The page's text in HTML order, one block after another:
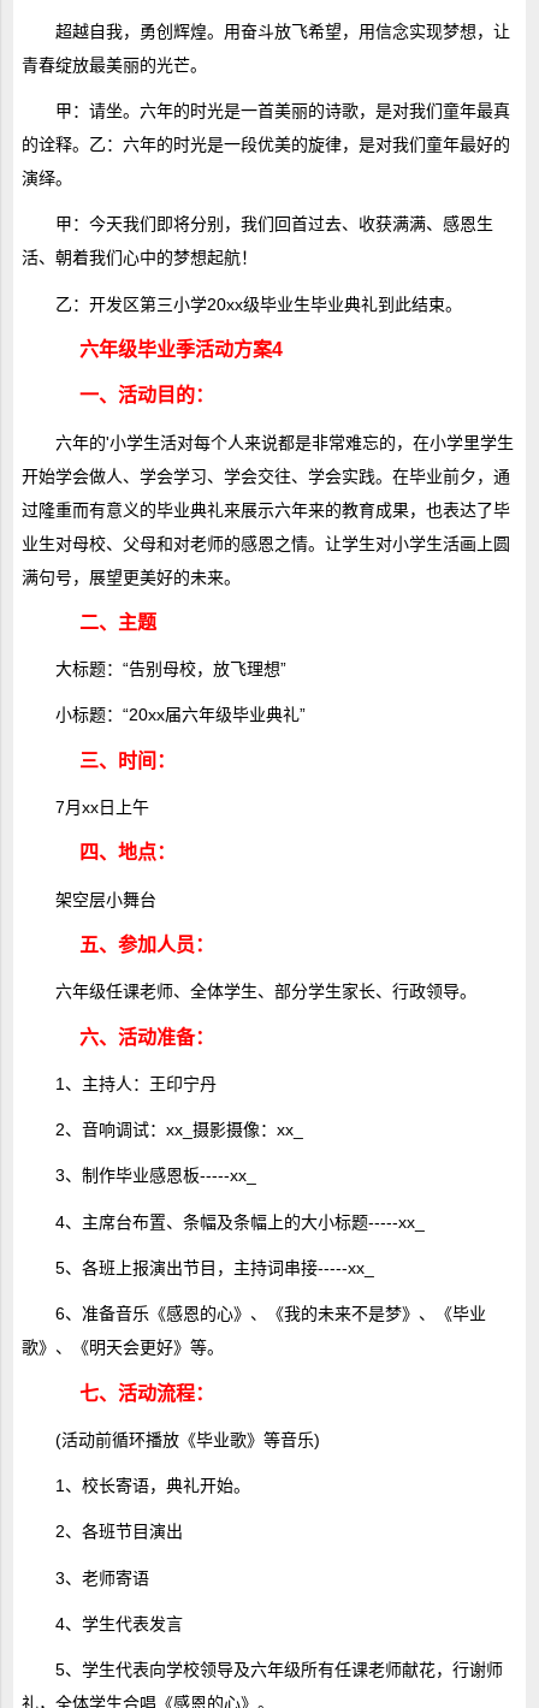
超越自我，勇创辉煌。用奋斗放飞希望，用信念实现梦想，让
青春绽放最美丽的光芒。
甲：请坐。六年的时光是一首美丽的诗歌，是对我们童年最真
的诠释。乙：六年的时光是一段优美的旋律，是对我们童年最好的
演绎。
甲：今天我们即将分别，我们回首过去、收获满满、感恩生
活、朝着我们心中的梦想起航！
乙：开发区第三小学20xx级毕业生毕业典礼到此结束。
六年级毕业季活动方案4
一、活动目的：
六年的'小学生活对每个人来说都是非常难忘的，在小学里学生
开始学会做人、学会学习、学会交往、学会实践。在毕业前夕，通
过隆重而有意义的毕业典礼来展示六年来的教育成果，也表达了毕
业生对母校、父母和对老师的感恩之情。让学生对小学生活画上圆
满句号，展望更美好的未来。
二、主题
大标题：“告别母校，放飞理想”
小标题：“20xx届六年级毕业典礼”
三、时间：
7月xx日上午
四、地点：
架空层小舞台
五、参加人员：
六年级任课老师、全体学生、部分学生家长、行政领导。
六、活动准备：
1、主持人：王印宁丹
2、音响调试：xx_摄影摄像：xx_
3、制作毕业感恩板-----xx_
4、主席台布置、条幅及条幅上的大小标题-----xx_
5、各班上报演出节目，主持词串接-----xx_
6、准备音乐《感恩的心》、《我的未来不是梦》、《毕业
歌》、《明天会更好》等。
七、活动流程：
(活动前循环播放《毕业歌》等音乐)
1、校长寄语，典礼开始。
2、各班节目演出
3、老师寄语
4、学生代表发言
5、学生代表向学校领导及六年级所有任课老师献花，行谢师
礼，全体学生合唱《感恩的心》。